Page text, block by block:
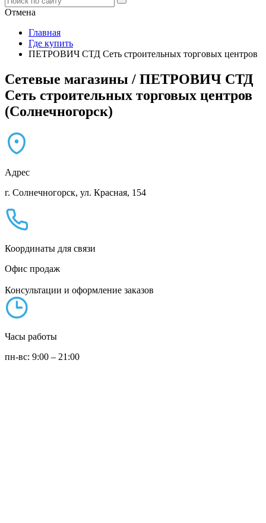
Отмена
Главная
Где купить
ПЕТРОВИЧ СТД Сеть строительных торговых центров
Сетевые магазины / ПЕТРОВИЧ СТД
Сеть строительных торговых центров
(Солнечногорск)
Адрес
г. Солнечногорск, ул. Красная, 154
Координаты для связи
Офис продаж
Консультации и оформление заказов
Часы работы
пн-вс: 9:00 – 21:00